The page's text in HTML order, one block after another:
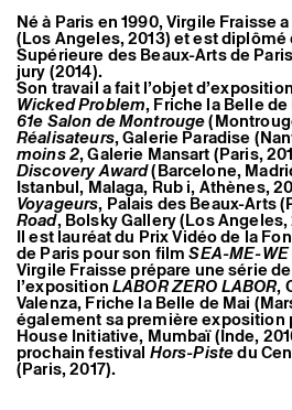
Né à Paris en 1990, Virgile Fraisse
(Los Angeles, 2013) et est diplômé
Supérieure des Beaux-Arts de
jury (2014).
Son travail a fait l’objet
Wicked Problem, Friche la Belle
61e Salon de Montrouge
Réalisateurs, Galerie Paradise
moins 2, Galerie Mansart (Paris,
Discovery Award(Barcelone,
Istanbul, Malaga, Rub i, Athènes,
Voyageurs, Palais des Beaux-Arts
Road, Bolsky Gallery (Los Angeles,
Il est lauréat du Prix Vidéo de la
de Paris pour son filmSEA-ME-WE
Virgile Fraisse prépare une série
l’expositionLABOR ZERO LABOR,
Valenza, Friche la Belle de Mai
également sa première exposition
House Initiative, Mumbaï (Inde,
prochain festival Hors-Pistedu
(Paris, 2017).